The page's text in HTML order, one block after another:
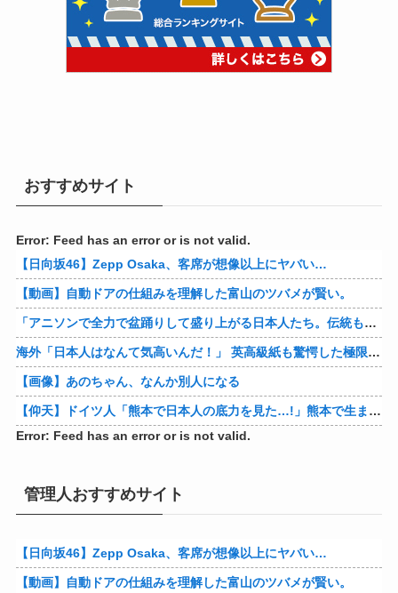
おすすめサイト
Error: Feed has an error or is not valid.
【日向坂46】Zepp Osaka、客席が想像以上にヤバい…
【動画】自動ドアの仕組みを理解した富山のツバメが賢い。
「アニソンで全力で盆踊りして盛り上がる日本人たち。伝統もオタクもこの熱量、素晴らしい」→女さんブチギレ「これを見て『日本の品格が落ちた』と思いま…
海外「日本人はなんて気高いんだ！」 英高級紙も驚愕した極限の中の日本人の姿に世界が衝撃
【画像】あのちゃん、なんか別人になる
【仰天】ドイツ人「熊本で日本人の底力を見た…!」熊本で生まれて初めて震度7の大地震を経験したドイツ人。直後、日本人たちの行動に衝撃を受けてしまう…
Error: Feed has an error or is not valid.
管理人おすすめサイト
【日向坂46】Zepp Osaka、客席が想像以上にヤバい…
【動画】自動ドアの仕組みを理解した富山のツバメが賢い。